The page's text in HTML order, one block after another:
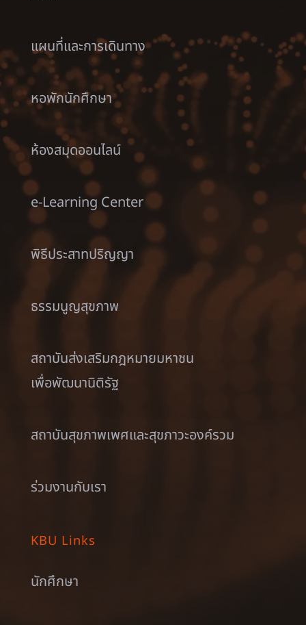
แผนที่และการเดินทาง
หอพักนักศึกษา
ห้องสมุดออนไลน์
e-Learning Center
พิธีประสาทปริญญา
ธรรมนูญสุขภาพ
สถาบันส่งเสริมกฎหมายมหาชน
เพื่อพัฒนานิติรัฐ
สถาบันสุขภาพเพศและสุขภาวะองค์รวม
ร่วมงานกับเรา
KBU Links
นักศึกษา